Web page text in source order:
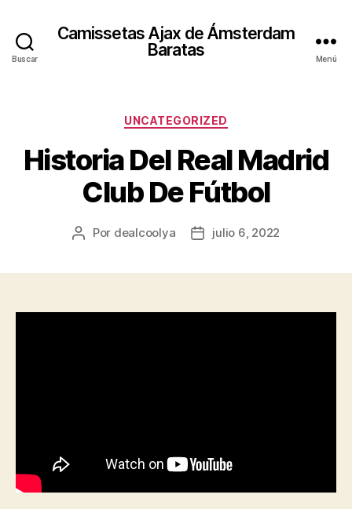
Buscar
Camissetas Ajax de Ámsterdam
Baratas
Menú
Categorías
UNCATEGORIZED
Historia Del Real Madrid
Club De Fútbol
Autor
Por dealcoolya
Fechajulio 6, 2022